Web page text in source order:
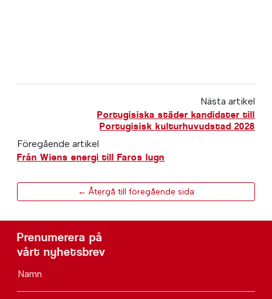
Nästa artikel
Portugisiska städer kandidater till
Portugisisk kulturhuvudstad 2028
Föregående artikel
Från Wiens energi till Faros lugn
← Återgå till föregående sida
Prenumerera på
vårt nyhetsbrev
Namn